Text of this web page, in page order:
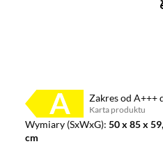
Zakres od A+++
Karta produktu
Plik w formacie pdf
(otworzy się w
Wymiary (SxWxG) 50 x 85 x
cm